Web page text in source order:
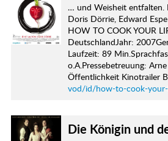
… und Weisheit entfalten.
Doris Dörrie, Edward
HOW TO COOK YOUR
DeutschlandJahr:
Laufzeit: 89
o.A.Pressebetreuung:
Öffentlichkeit Kinotrailer
vod/id/how-to-cook-
Die Königin und